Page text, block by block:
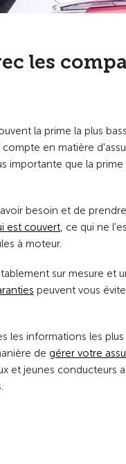
les
la prime la plus
en matière
importante que la prime
besoin et de
est couvert, ce qui ne
à moteur.
sur mesure et
peuvent vous
les informations les
de gérer votre
et jeunes conducteurs